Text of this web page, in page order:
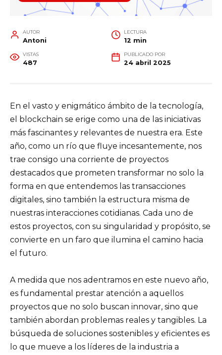
AUTOR
Antoni
LECTURA
12 min
VISTAS
487
PUBLICADO POR
24 abril 2025
En el vasto y enigmático ámbito de la tecnología,
el blockchain se erige como una de las iniciativas
más fascinantes y relevantes de nuestra era. Este
año, como un río que fluye incesantemente, nos
trae consigo una corriente de proyectos
destacados que prometen transformar no solo la
forma en que entendemos las transacciones
digitales, sino también la estructura misma de
nuestras interacciones cotidianas. Cada uno de
estos proyectos, con su singularidad y propósito, se
convierte en un faro que ilumina el camino hacia
el futuro.
A medida que nos adentramos en este nuevo año,
es fundamental prestar atención a aquellos
proyectos que no solo buscan innovar, sino que
también abordan problemas reales y tangibles. La
búsqueda de soluciones sostenibles y eficientes es
lo que mueve a los líderes de la industria a